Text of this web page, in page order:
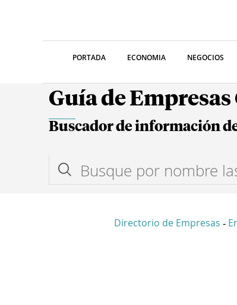
PORTADA ECONOMIA NEGOCIOS
Guía de
Buscador de información
Directorio de Empresas -